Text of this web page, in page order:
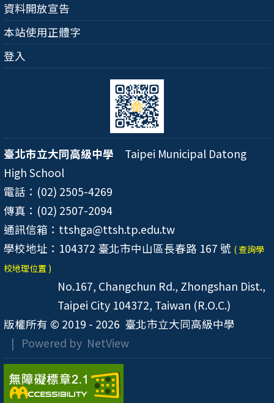
資料開放宣告
本站使用正體字
登入
臺北市立大同高級中學 Taipei Municipal Datong
High School
電話：(02) 2505-4269
傳真：(02) 2507-2094
通訊信箱：ttshga@ttsh.tp.edu.tw
學校地址：104372 臺北市中山區長春路 167 號 ( 查詢學
校地理位置 )
No.167, Changchun Rd., Zhongshan Dist.,
Taipei City 104372, Taiwan (R.O.C.)
版權所有 © 2019 - 2026 臺北市立大同高級中學
| Powered by NetView